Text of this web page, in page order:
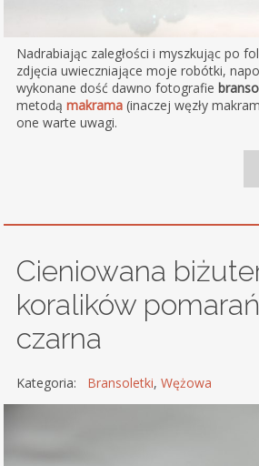
Nadrabiając zaległości i myszkując po
zdjęcia uwieczniające moje robótki,
wykonane dość dawno fotografie
metodą makrama(inaczej węzły
one warte uwagi.
Cieniowana
koralików
czarna
Kategoria: Bransoletki, Wężowa